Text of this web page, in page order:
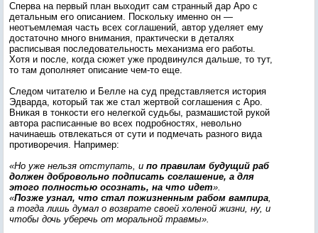
Сперва на первый план выходит сам странный дар Аро с
детальным его описанием. Поскольку именно он —
неотъемлемая часть всех соглашений, автор уделяет ему
достаточно много внимания, практически в деталях
расписывая последовательность механизма его работы.
Хотя и после, когда сюжет уже продвинулся дальше, то тут,
то там дополняет описание чем-то еще.
Следом читателю и Белле на суд представляется история
Эдварда, который так же стал жертвой соглашения с Аро.
Вникая в тонкости его нелегкой судьбы, размашистой рукой
автора расписанные во всех подробностях, невольно
начинаешь отвлекаться от сути и подмечать разного вида
противоречия. Например:
«Но уже нельзя отступать, и по правилам будущий раб
должен добровольно подписать соглашение, а для
этого полностью осознать, на что идет».
«Позже узнал, что стал пожизненным рабом вампира,
а тогда лишь думал о возврате своей холеной жизни, ну, и
чтобы дочь уберечь от моральной травмы».